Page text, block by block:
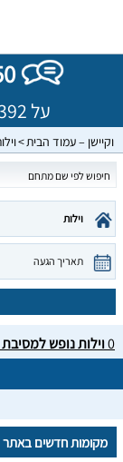
על 392 מקומות אירוח שונים בישראל
וקיישן – עמוד הבית
וילות
תאריך הגעה
0וילות נופש
מקומות חדשים באתר